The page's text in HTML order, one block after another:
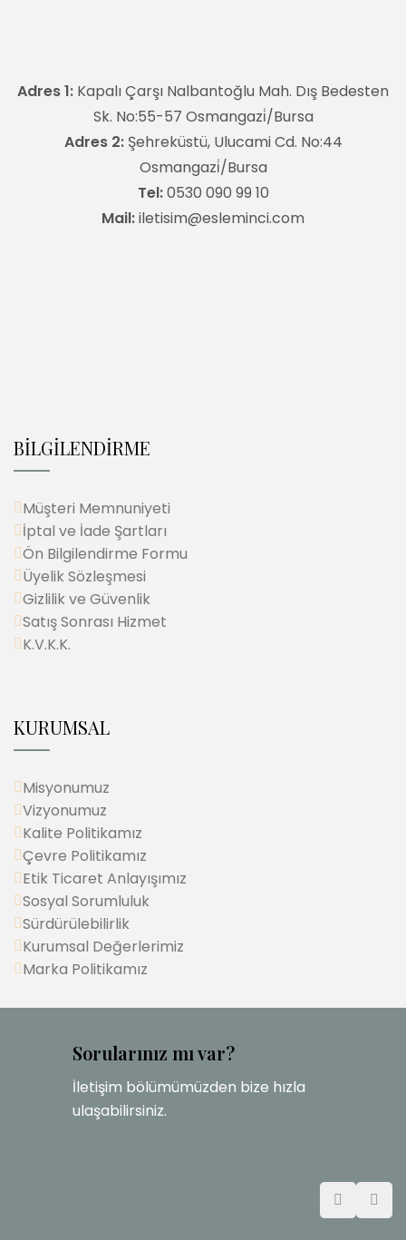
Adres 1: Kapalı Çarşı Nalbantoğlu Mah. Dış Bedesten
Sk. No:55-57 Osmangazi̇/Bursa
Adres 2:Şehreküstü, Ulucami Cd. No:44
Osmangazi̇/Bursa
Tel:0530 090 99 10
Mail:iletisim@esleminci.com
BİLGİLENDİRME
Müşteri Memnuniyeti
İptal ve İade Şartları
Ön Bilgilendirme Formu
Üyelik Sözleşmesi
Gizlilik ve Güvenlik
Satış Sonrası Hizmet
K.V.K.K.
KURUMSAL
Misyonumuz
Vizyonumuz
Kalite Politikamız
Çevre Politikamız
Etik Ticaret Anlayışımız
Sosyal Sorumluluk
Sürdürülebilirlik
Kurumsal Değerlerimiz
Marka Politikamız
Sorularınız mı var?
İletişim bölümümüzden bize hızla
ulaşabilirsiniz.